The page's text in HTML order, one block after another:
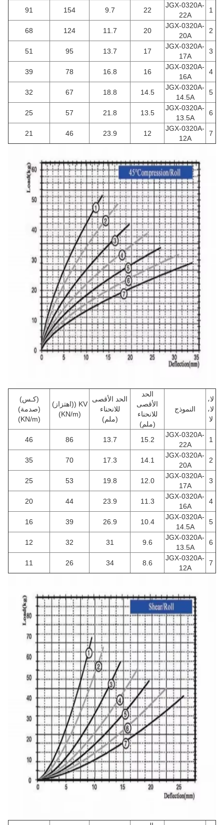
JGX-0320A-
22A
22
9.7
154
91
2
JGX-0320A-
20A
20
11.7
124
68
3
JGX-0320A-
17A
17
13.7
95
51
4
JGX-0320A-
16A
16
16.8
78
39
5
JGX-0320A-
14.5A
14.5
18.8
67
32
6
JGX-0320A-
13.5A
13.5
21.8
57
25
7
JGX-0320A-
12A
12
23.9
46
21
لا،
لا،
لا
النموذج
الحد
الأقصى
للانحناء
(ملم)
الحد الأقصى
للانحناء
(ملم)
KV ((اهتزاز)
(كـس)
(صدمة)
JGX-0320A-
22A
15.2
13.7
86
46
2
JGX-0320A-
20A
14.1
17.3
70
35
3
JGX-0320A-
17A
12.0
19.8
53
25
4
JGX-0320A-
16A
11.3
23.9
44
20
5
JGX-0320A-
14.5A
10.4
26.9
39
16
6
JGX-0320A-
13.5A
9.6
31
32
12
7
JGX-0320A-
12A
8.6
34
26
11